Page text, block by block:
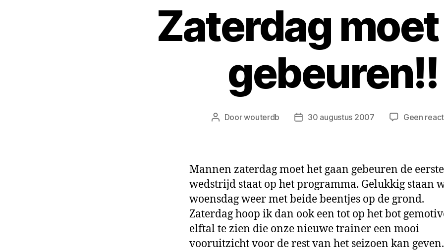
Zaterdag
gebeuren!!
Berichtauteur
Doorwouterdb Berichtdatum
30 augustus 2007 Geen
Mannen zaterdag moet het gaan gebeuren de eerste
wedstrijd staat op het programma. Gelukkig staan
woensdag weer met beide beentjes op de grond.
Zaterdag hoop ik dan ook een tot op het bot
elftal te zien die onze nieuwe trainer een mooi
vooruitzicht voor de rest van het seizoen kan geven.